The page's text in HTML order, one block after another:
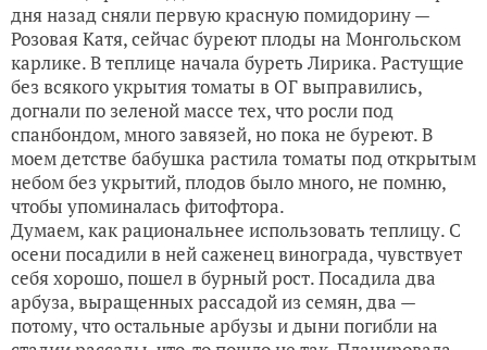
дня назад сняли первую красную помидорину —
Розовая Катя, сейчас буреют плоды на Монгольском
карлике. В теплице начала буреть Лирика. Растущие
без всякого укрытия томаты в ОГ выправились,
догнали по зеленой массе тех, что росли под
спанбондом, много завязей, но пока не буреют. В
моем детстве бабушка растила томаты под открытым
небом без укрытий, плодов было много, не помню,
чтобы упоминалась фитофтора.
Думаем, как рациональнее использовать теплицу. С
осени посадили в ней саженец винограда, чувствует
себя хорошо, пошел в бурный рост. Посадила два
арбуза, выращенных рассадой из семян, два —
потому, что остальные арбузы и дыни погибли на